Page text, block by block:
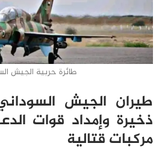
طائرة حربية الجيش
طيران الجيش
ذخيرة وإمداد قوات
مركبات قتالية